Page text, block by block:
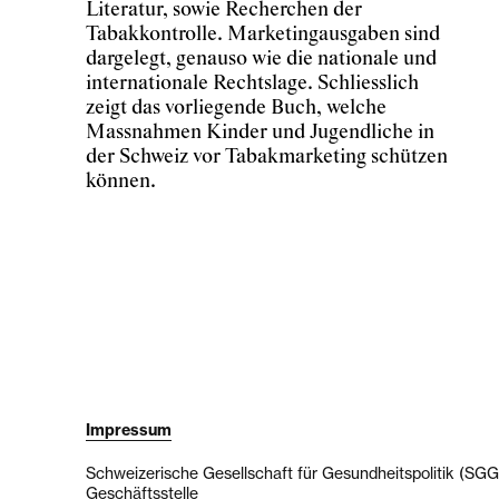
Literatur, sowie Recherchen der
Tabakkontrolle. Marketingausgaben sind
dargelegt, genauso wie die nationale und
internationale Rechtslage. Schliesslich
zeigt das vorliegende Buch, welche
Massnahmen Kinder und Jugendliche in
der Schweiz vor Tabakmarketing schützen
können.
Impressum
Schweizerische Gesellschaft für Gesundheitspolitik
Geschäftsstelle